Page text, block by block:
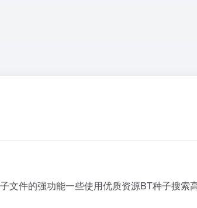
件的强功能一些使用优质资源BT种子搜索